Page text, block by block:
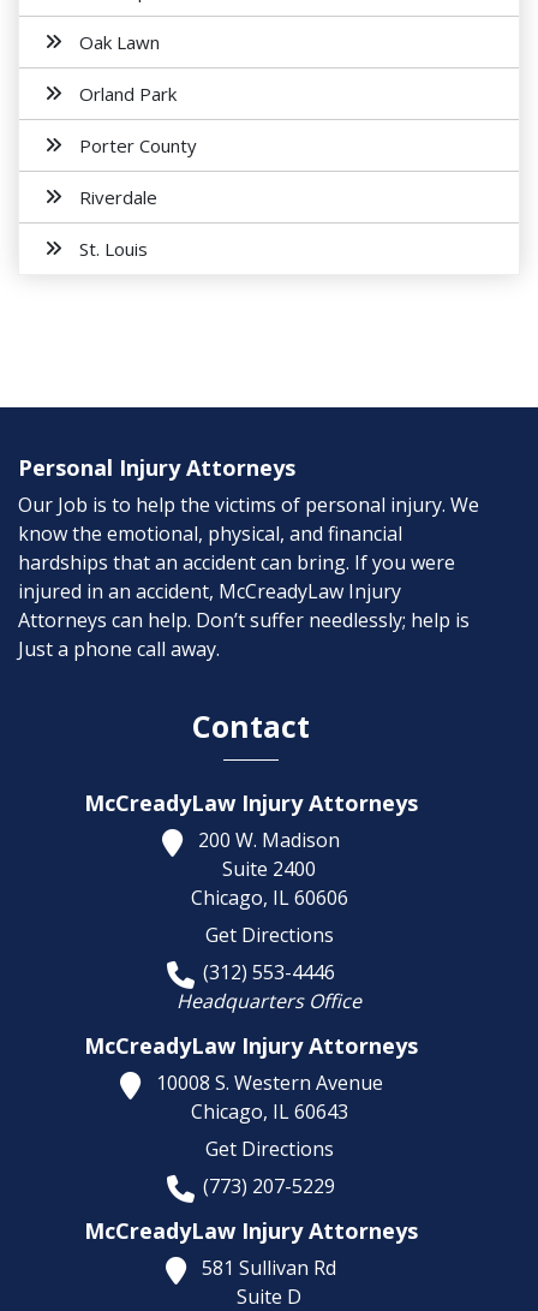
Oak Lawn
Orland Park
Porter County
Riverdale
St. Louis
Personal Injury Attorneys
Our Job is to help the victims of personal injury. We
know the emotional, physical, and financial
hardships that an accident can bring. If you were
injured in an accident, McCreadyLaw Injury
Attorneys can help. Don’t suffer needlessly; help is
Just a phone call away.
Contact
McCreadyLaw Injury Attorneys
200 W. Madison
Suite 2400
Chicago, IL 60606
Get Directions
(312) 553-4446
Headquarters Office
McCreadyLaw Injury Attorneys
10008 S. Western Avenue
Chicago, IL 60643
Get Directions
(773) 207-5229
McCreadyLaw Injury Attorneys
581 Sullivan Rd
Suite D